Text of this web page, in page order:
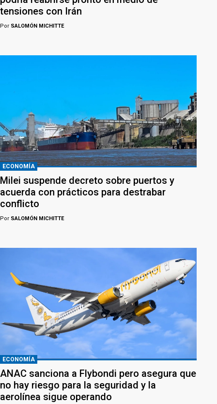
tensiones con Irán
Por SALOMÓN MICHITTE
ECONOMÍA
Milei suspende decreto sobre puertos y
acuerda con prácticos para destrabar
conflicto
Por SALOMÓN MICHITTE
ECONOMÍA
ANAC sanciona a Flybondi pero asegura que
no hay riesgo para la seguridad y la
aerolínea sigue operando